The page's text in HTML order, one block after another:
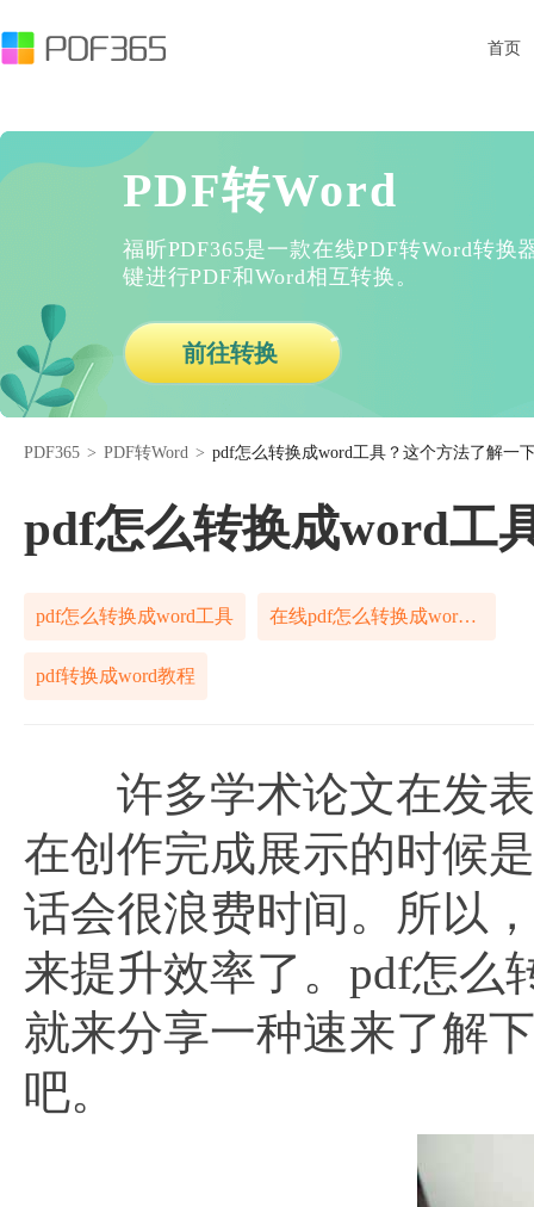
首页
PDF转Word
福昕PDF365是一款在线PDF转Word转换
键进行PDF和Word相互转换。
前往转换
PDF365 > PDF转Word > pdf怎么转换成word工具？这个方法了解一
pdf怎么转换成word工
pdf怎么转换成word工具 在线pdf怎么转换成word工具
pdf转换成word教程
许多学术论文在发表
在创作完成展示的时候
话会很浪费时间。所以
来提升效率了。pdf怎么
就来分享一种速来了解
吧。